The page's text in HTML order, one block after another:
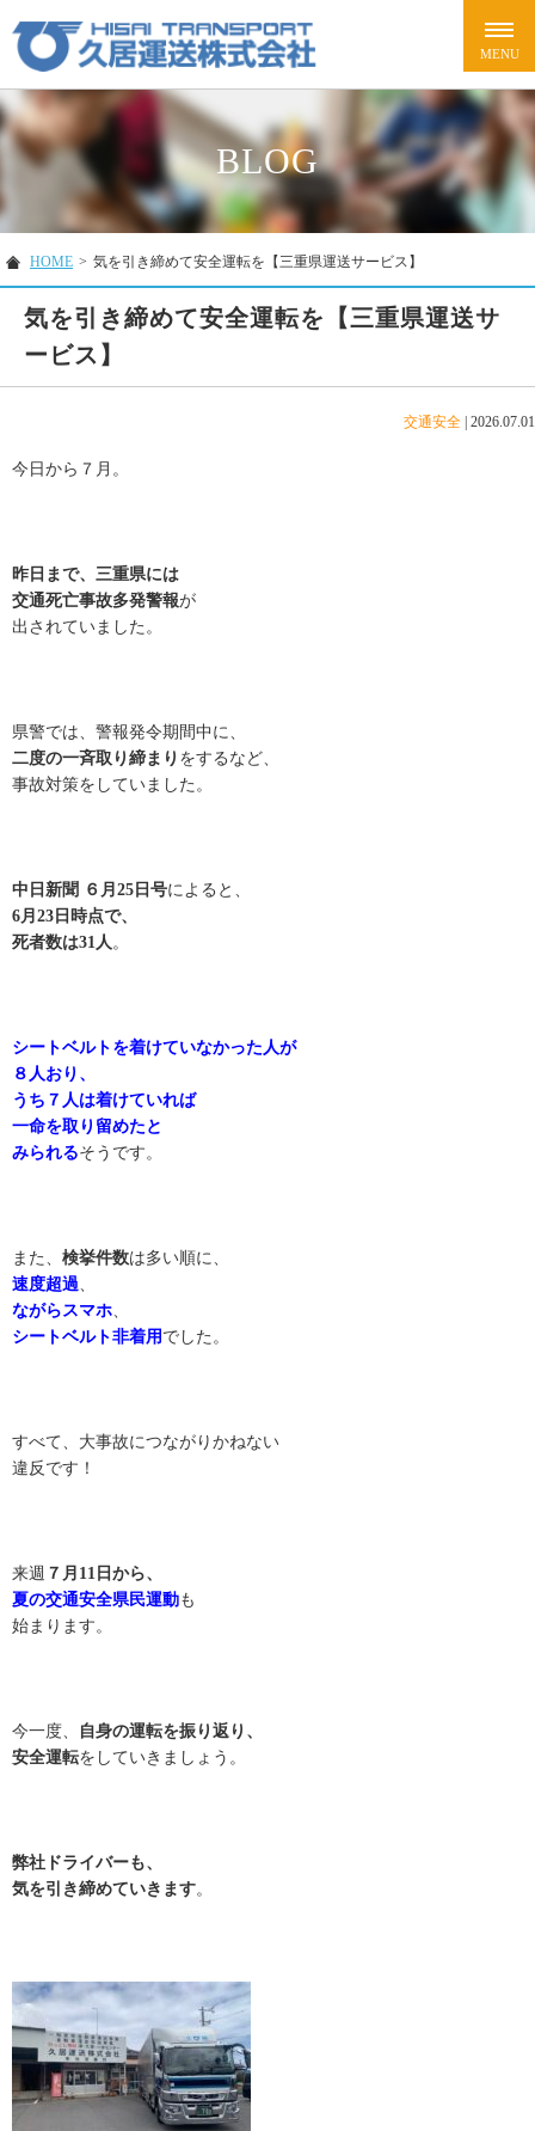
BLOG
HOME > 気を引き締めて安全運転を【三重県運送サービス】
気を引き締めて安全運転を【三重県運送サ
ービス】
交通安全 2026.07.01
今日から７月。
昨日まで、三重県には
交通死亡事故多発警報が
出されていました。
県警では、警報発令期間中に、
二度の一斉取り締まり をするなど、
事故対策をしていました。
中日新聞 ６月25日号によると、
6月23日時点で、
死者数は31人。
シートベルトを着けていなかった人が
８人おり、
うち７人は着けていれば
一命を取り留めたと
みられるそうです。
また、 検挙件数は多い順に、
速度超過、
ながらスマホ、
シートベルト非着用 でした。
すべて、大事故につながりかねない
違反です！
来週 ７月11日から、
夏の交通安全県民運動も
始まります。
今一度、
自身の運転を振り返り、
安全運転をしていきましょう。
弊社ドライバーも、
気を引き締めていきます。